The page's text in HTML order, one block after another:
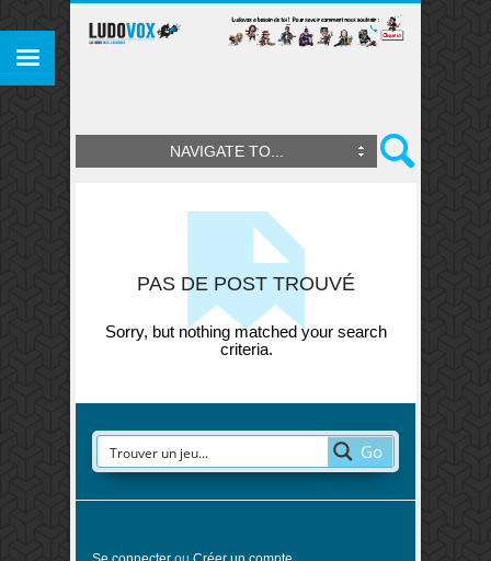
NAVIGATE TO...
PAS DE POST TROUVÉ
Sorry, but nothing matched your search
criteria.
Go